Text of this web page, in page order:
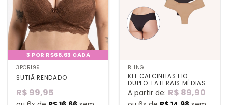
3 POR R$66,63 CADA
3POR199
SUTIÃ RENDADO
R$ 99,95
BLING
KIT CALCINHAS FIO
DUPLO-LATERAIS MÉDIAS
A partir de: R$ 89,90